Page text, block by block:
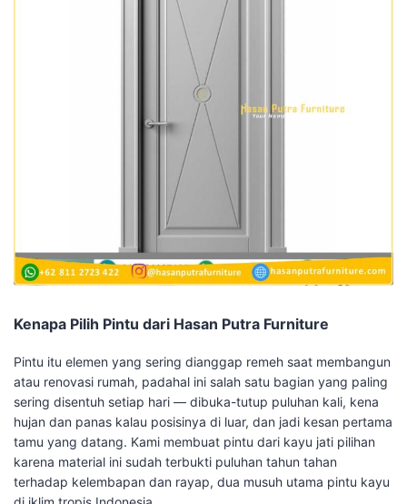
Kenapa Pilih Pintu dari Hasan Putra Furniture
Pintu itu elemen yang sering dianggap remeh saat membangun
atau renovasi rumah, padahal ini salah satu bagian yang paling
sering disentuh setiap hari — dibuka-tutup puluhan kali, kena
hujan dan panas kalau posisinya di luar, dan jadi kesan pertama
tamu yang datang. Kami membuat pintu dari kayu jati pilihan
karena material ini sudah terbukti puluhan tahun tahan
terhadap kelembapan dan rayap, dua musuh utama pintu kayu